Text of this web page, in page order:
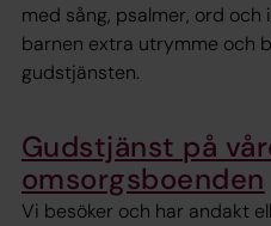
med sång, psalmer, ord och
barnen extra utrymme och
gudstjänsten.
Gudstjänst på
omsorgsboenden
Vi besöker och har andakt